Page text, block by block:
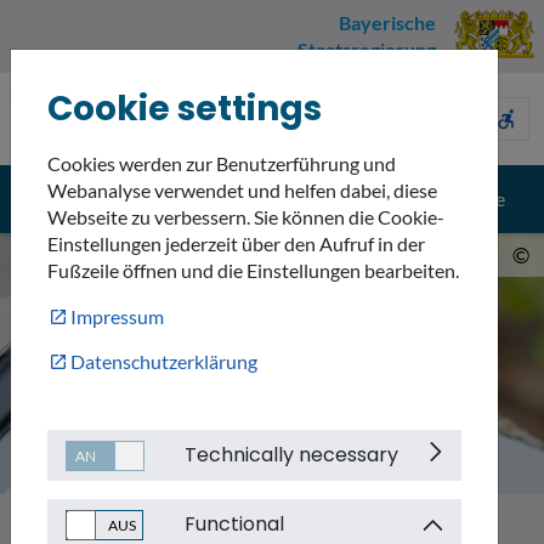
Bayerische
Staatsregierung
Umweltnavigator
accessible_forward
Menü search Suche
©
Cookie settings
Cookies werden zur Benutzerführung und
Webanalyse verwendet und helfen dabei, diese
Webseite zu verbessern. Sie können die Cookie-
Einstellungen jederzeit über den Aufruf in der
Fußzeile öffnen und die Einstellungen bearbeiten.
Impressum
Datenschutzerklärung
Technically necessary
Functional